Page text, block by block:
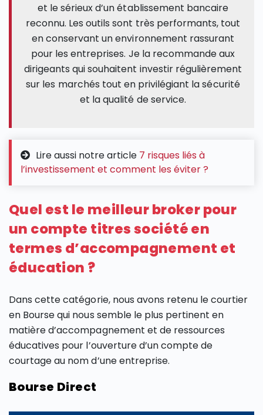
et le sérieux d’un établissement bancaire
reconnu. Les outils sont très performants, tout
en conservant un environnement rassurant
pour les entreprises. Je la recommande aux
dirigeants qui souhaitent investir régulièrement
sur les marchés tout en privilégiant la sécurité
et la qualité de service.
Lire aussi notre article 7 risques liés à
l’investissement et comment les éviter ?
Quel est le meilleur broker pour
un compte titres société en
termes d’accompagnement et
éducation ?
Dans cette catégorie, nous avons retenu le courtier
en Bourse qui nous semble le plus pertinent en
matière d’accompagnement et de ressources
éducatives pour l’ouverture d’un compte de
courtage au nom d’une entreprise.
Bourse Direct